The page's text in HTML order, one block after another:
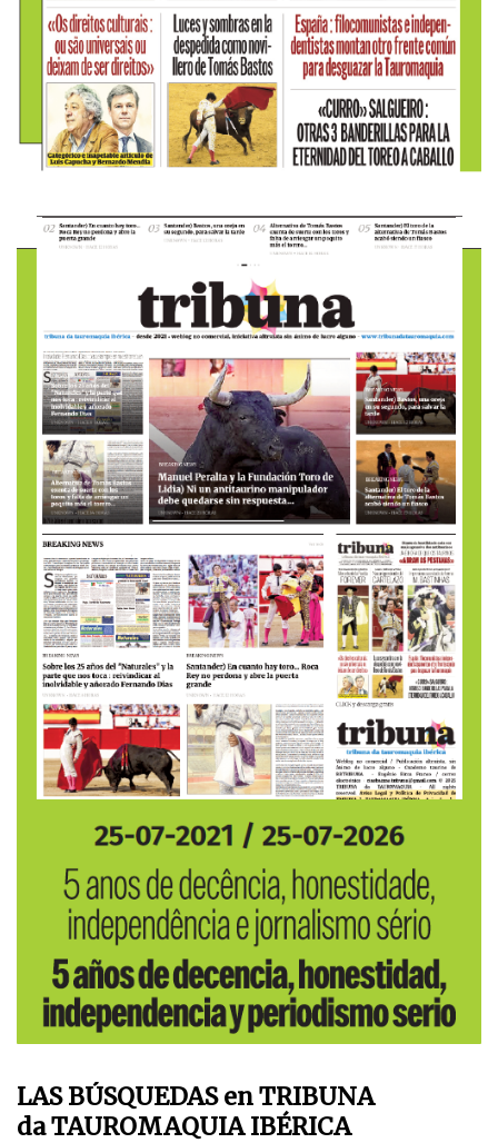
LAS BÚSQUEDAS en TRIBUNA
da TAUROMAQUIA IBÉRICA